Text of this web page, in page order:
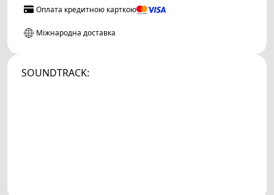
Оплата кредитною карткою
Міжнародна доставка
SOUNDTRACK: